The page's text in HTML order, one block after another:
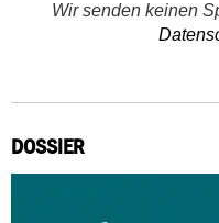
Wir senden keinen
DOSSIER